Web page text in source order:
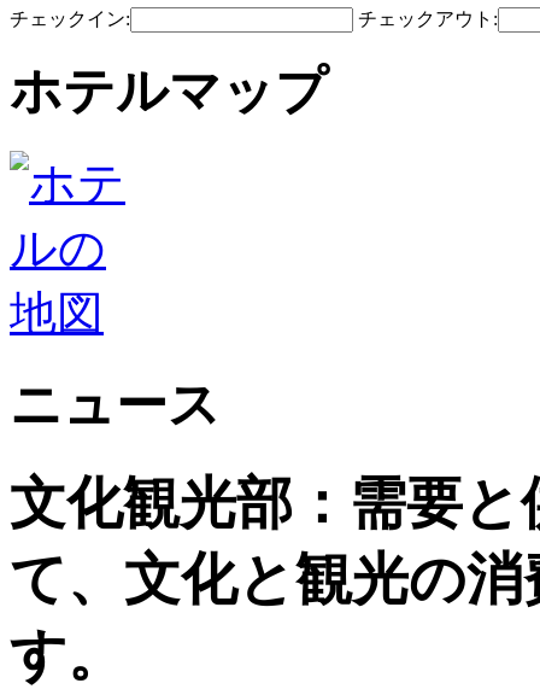
チェックイン: チェックアウト:
ホテルマップ
ニュース
文化観光部：需要
て、文化と観光の
す。